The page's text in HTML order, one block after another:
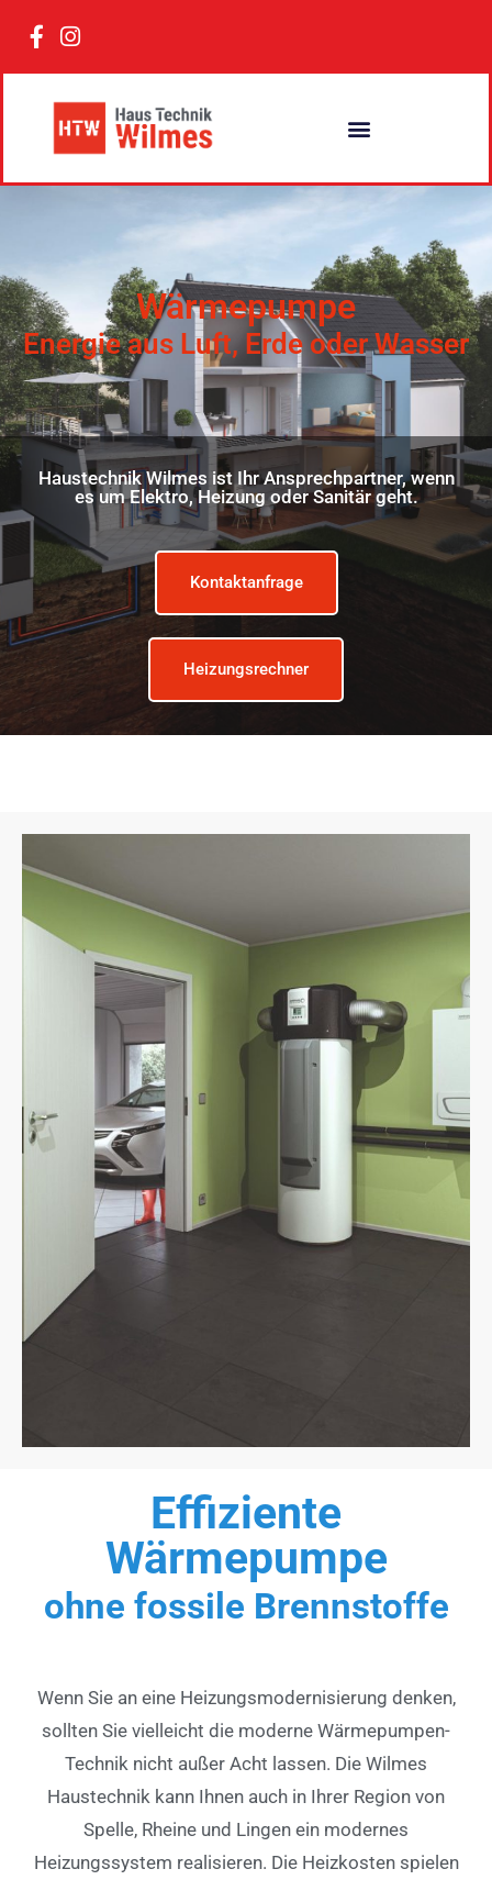
Wärmepumpe
Energie aus Luft, Erde oder Wasser
Haustechnik Wilmes ist Ihr Ansprechpartner, wenn
es um Elektro, Heizung oder Sanitär geht.
Kontaktanfrage
Heizungsrechner
Effiziente
Wärmepumpe
ohne fossile Brennstoffe
Wenn Sie an eine Heizungsmodernisierung denken,
sollten Sie vielleicht die moderne Wärmepumpen-
Technik nicht außer Acht lassen. Die Wilmes
Haustechnik kann Ihnen auch in Ihrer Region von
Spelle, Rheine und Lingen ein modernes
Heizungssystem realisieren. Die Heizkosten spielen